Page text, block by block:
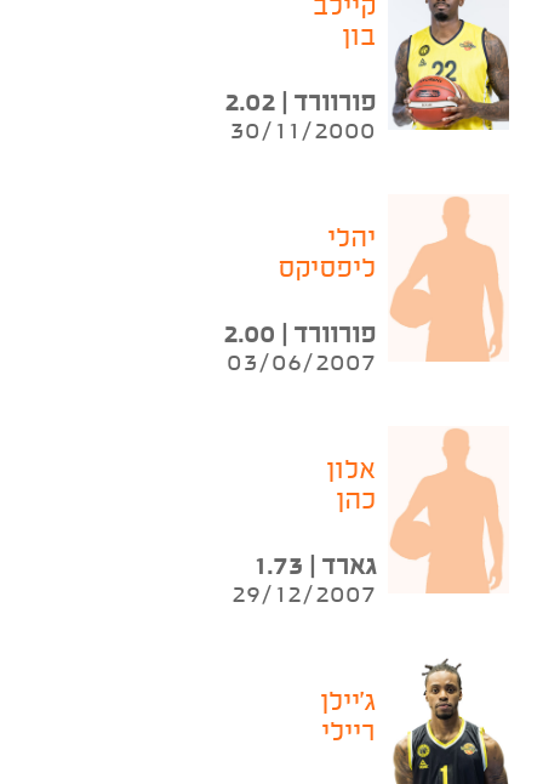
קיילב
בון
פורוורד | 2.02
30/11/2000
יהלי
ליפסיקס
פורוורד | 2.00
03/06/2007
אלון
כהן
גארד | 1.73
29/12/2007
ג'יילן
ריילי